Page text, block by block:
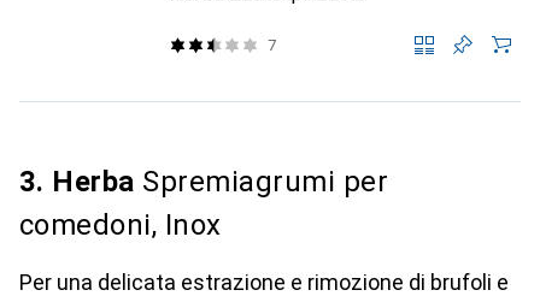
7
3. Herba Spremiagrumi per
comedoni, Inox
Per una delicata estrazione e rimozione di brufoli e